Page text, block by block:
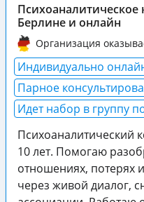
Психоаналитическое
Берлине и онлайн
Организация
Индивидуально
Парное
Идет набор в группу
Психоаналитический
10 лет. Помогаю
отношениях, потерях
через живой диалог,